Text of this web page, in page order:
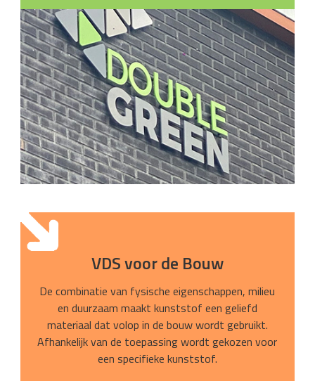
VDS voor de Bouw
De combinatie van fysische eigenschappen, milieu
en duurzaam maakt kunststof een geliefd
materiaal dat volop in de bouw wordt gebruikt.
Afhankelijk van de toepassing wordt gekozen voor
een specifieke kunststof.